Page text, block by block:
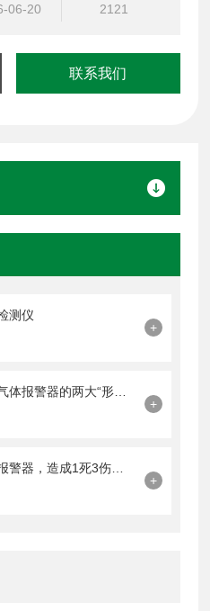
便,电量实时显示,欠电报警
06-20
2121
联系我们
测仪
+
+
+